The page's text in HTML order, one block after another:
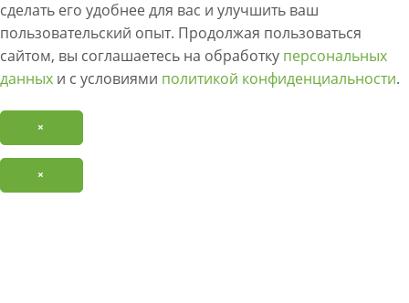
сделать его удобнее для вас и улучшить ваш
пользовательский опыт. Продолжая пользоваться
сайтом, вы соглашаетесь на обработку персональных
данных и с условиями политикой конфиденциальности.
×
×